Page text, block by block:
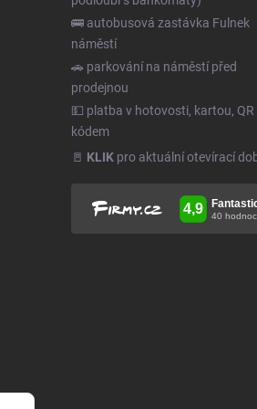
🚌 autobusová zastávka Fulnek
náměstí
🚗 parkování na náměstí před
prodejnou
💵 platba v hotovosti, kartou, QR
kódem
🚪 KLIK pro aktuální otevírací